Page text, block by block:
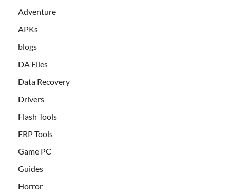
Adventure
APKs
blogs
DA Files
Data Recovery
Drivers
Flash Tools
FRP Tools
Game PC
Guides
Horror